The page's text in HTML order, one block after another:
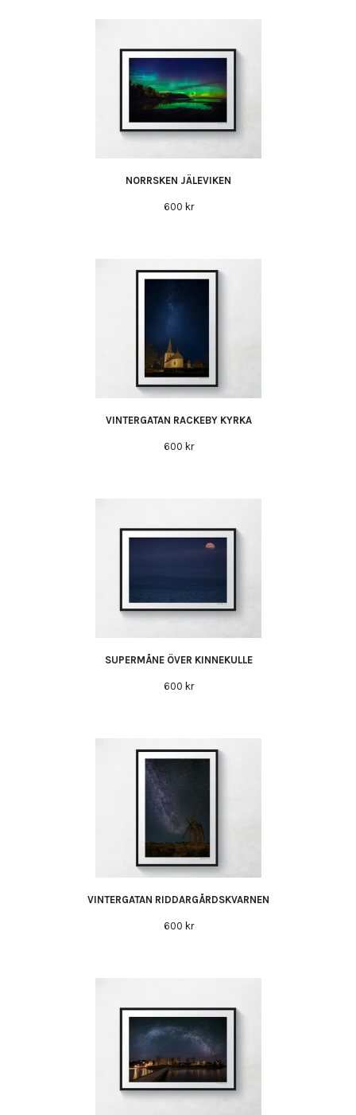
NORRSKEN JÄLEVIKEN
600 kr
VINTERGATAN RACKEBY KYRKA
600 kr
SUPERMÅNE ÖVER KINNEKULLE
600 kr
VINTERGATAN RIDDARGÅRDSKVARNEN
600 kr